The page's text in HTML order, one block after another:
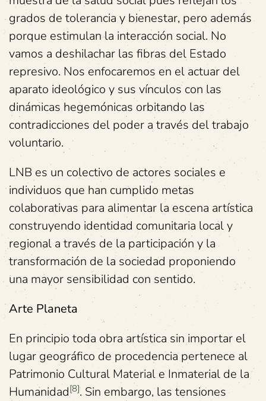
grados de tolerancia y bienestar, pero además
porque estimulan la interacción social. No
vamos a deshilachar las fibras del Estado
represivo. Nos enfocaremos en el actuar del
aparato ideológico y sus vínculos con las
dinámicas hegemónicas orbitando las
contradicciones del poder a través del trabajo
voluntario.
LNB es un colectivo de actores sociales e
individuos que han cumplido metas
colaborativas para alimentar la escena artística
construyendo identidad comunitaria local y
regional a través de la participación y la
transformación de la sociedad proponiendo
una mayor sensibilidad con sentido.
Arte Planeta
En principio toda obra artística sin importar el
lugar geográfico de procedencia pertenece al
Patrimonio Cultural Material e Inmaterial de la
Humanidad[8]. Sin embargo, las tensiones